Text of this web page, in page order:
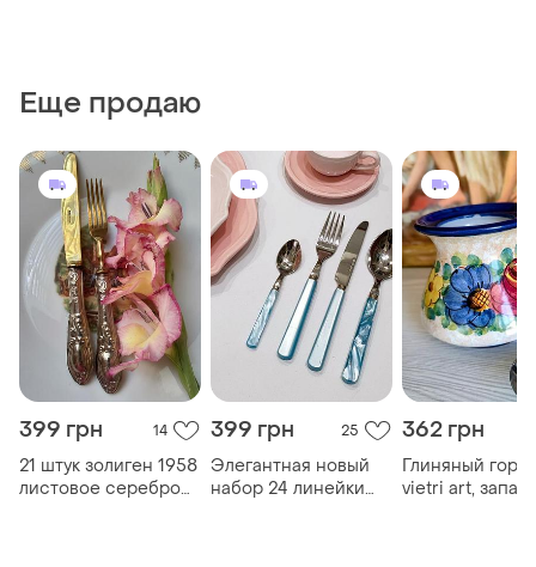
Еще продаю
399 грн 14
21 штук золиген 1958
листовое серебро
399 грн 25
Элегантная новый
набор 24 линейки
362 грн
Глиняный
vietri art, запас